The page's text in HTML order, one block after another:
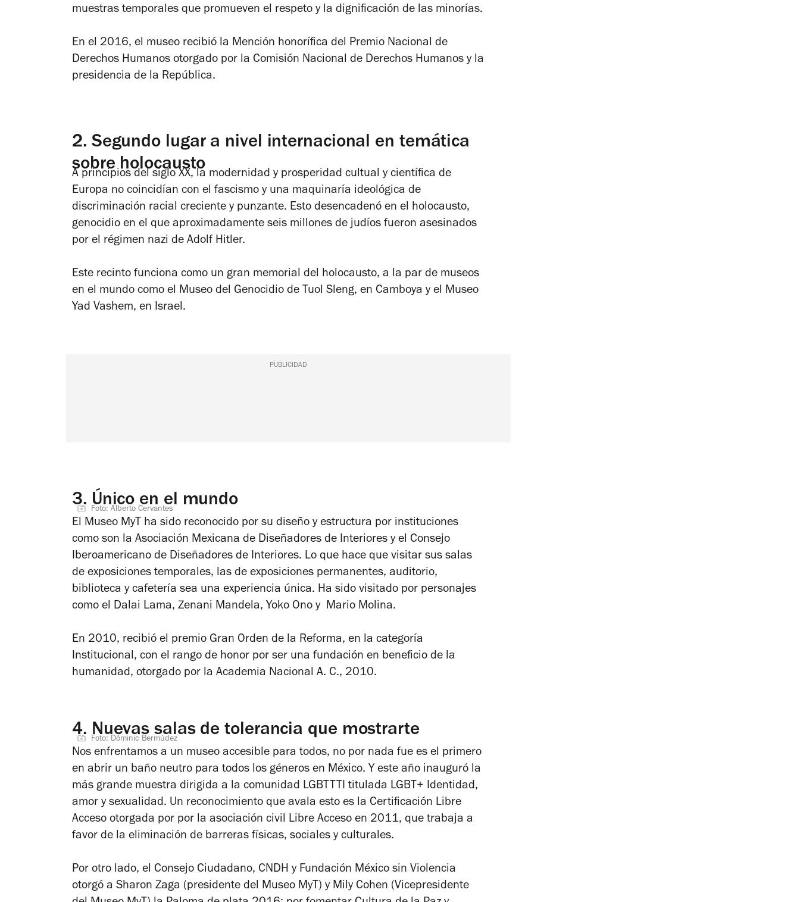
muestras temporales que promueven el respeto y la dignificación de las minorías.
En el 2016, el museo recibió la Mención honorífica del Premio Nacional de
Derechos Humanos otorgado por la Comisión Nacional de Derechos Humanos y la
presidencia de la República.
2. Segundo lugar a nivel internacional en temática
sobre holocausto
A principios del siglo XX, la modernidad y prosperidad cultual y científica de
Europa no coincidían con el fascismo y una maquinaría ideológica de
discriminación racial creciente y punzante. Esto desencadenó en el holocausto,
genocidio en el que aproximadamente seis millones de judíos fueron asesinados
por el régimen nazi de Adolf Hitler.
Este recinto funciona como un gran memorial del holocausto, a la par de museos
en el mundo como el Museo del Genocidio de Tuol Sleng, en Camboya y el Museo
Yad Vashem, en Israel.
PUBLICIDAD
3. Único en el mundo
Foto: Alberto Cervantes
El Museo MyT ha sido reconocido por su diseño y estructura por instituciones
como son la Asociación Mexicana de Diseñadores de Interiores y el Consejo
Iberoamericano de Diseñadores de Interiores. Lo que hace que visitar sus salas
de exposiciones temporales, las de exposiciones permanentes, auditorio,
biblioteca y cafetería sea una experiencia única. Ha sido visitado por personajes
como el Dalai Lama, Zenani Mandela, Yoko Ono y Mario Molina.
En 2010, recibió el premio Gran Orden de la Reforma, en la categoría
Institucional, con el rango de honor por ser una fundación en beneficio de la
humanidad, otorgado por la Academia Nacional A. C., 2010.
4. Nuevas salas de tolerancia que mostrarte
Foto: Dóminic Bermúdez
Nos enfrentamos a un museo accesible para todos, no por nada fue es el primero
en abrir un baño neutro para todos los géneros en México. Y este año inauguró la
más grande muestra dirigida a la comunidad LGBTTTI titulada LGBT+ Identidad,
amor y sexualidad. Un reconocimiento que avala esto es la Certificación Libre
Acceso otorgada por por la asociación civil Libre Acceso en 2011, que trabaja a
favor de la eliminación de barreras físicas, sociales y culturales.
Por otro lado, el Consejo Ciudadano, CNDH y Fundación México sin Violencia
otorgó a Sharon Zaga (presidente del Museo MyT) y Mily Cohen (Vicepresidente